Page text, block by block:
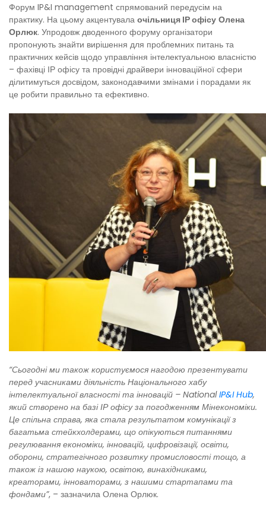
Форум IP&I management спрямований передусім на
практику. На цьому акцентувала очільниця ІР офісу Олена
Орлюк. Упродовж дводенного форуму організатори
пропонують знайти вирішення для проблемних питань та
практичних кейсів щодо управління інтелектуальною власністю
– фахівці ІР офісу та провідні драйвери інноваційної сфери
ділитимуться досвідом, законодавчими змінами і порадами як
це робити правильно та ефективно.
“Сьогодні ми також користуємося нагодою презентувати
перед учасниками діяльність Національного хабу
інтелектуальної власності та інновацій – NationalIP&I Hub,
який створено на базі ІР офісу за погодженням Мінекономіки.
Це спільна справа, яка стала результатом комунікації з
багатьма стейкхолдерами, що опікуються питаннями
регулювання економіки, інновацій, цифровізації, освіти,
оборони, стратегічного розвитку промисловості тощо, а
також із нашою наукою, освітою, винахідниками,
креаторами, інноваторами, з нашими стартапами та
фондами”, – зазначила Олена Орлюк.